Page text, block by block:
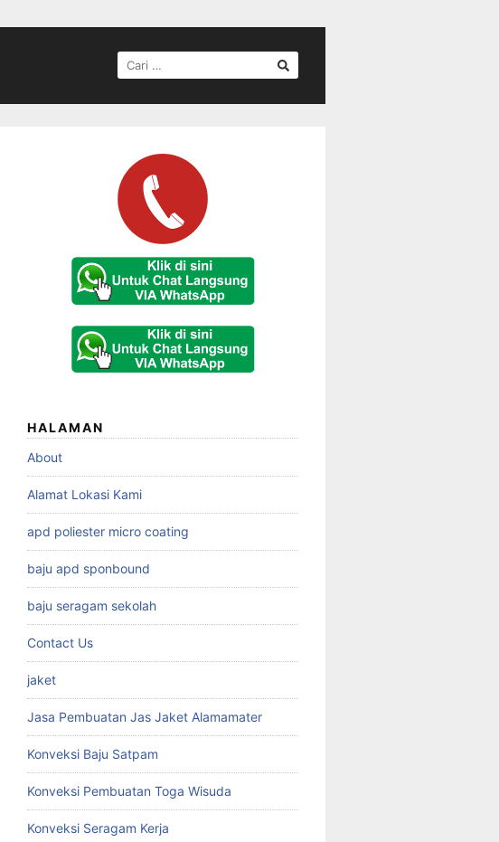
CARI
UNTUK:
HALAMAN
About
Alamat Lokasi Kami
apd poliester micro coating
baju apd sponbound
baju seragam sekolah
Contact Us
jaket
Jasa Pembuatan Jas Jaket Alamamater
Konveksi Baju Satpam
Konveksi Pembuatan Toga Wisuda
Konveksi Seragam Kerja